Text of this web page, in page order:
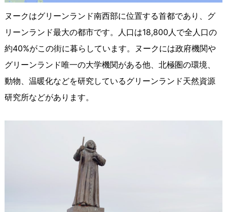
ヌークはグリーンランド南西部に位置する首都であり、グ
リーンランド最大の都市です。人口は18,800人で全人口の
約40%がこの街に暮らしています。ヌークには政府機関や
グリーンランド唯一の大学機関がある他、北極圏の環境、
動物、温暖化などを研究しているグリーンランド天然資源
研究所などがあります。